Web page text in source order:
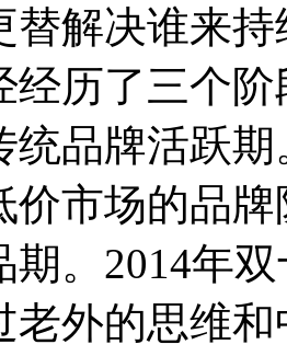
替解决谁来
经历了三个
统品牌活跃
价市场的品
期。2014年
的思维和